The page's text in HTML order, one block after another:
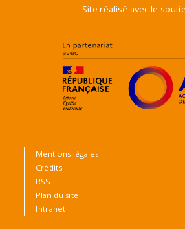
Site réalisé avec le
Mentions légales
Crédits
RSS
Plan du site
Intranet